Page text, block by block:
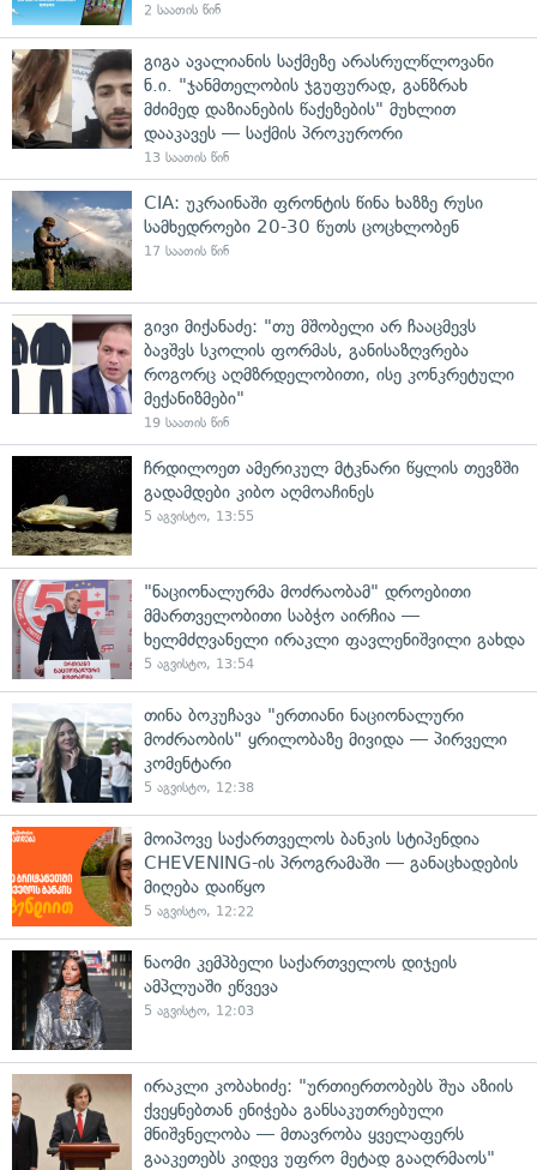
2 საათის წინ
გიგა ავალიანის საქმეზე არასრულწლოვანი
ნ.ი. "ჯანმთელობის ჯგუფურად, განზრახ
მძიმედ დაზიანების წაქეზების" მუხლით
დააკავეს — საქმის პროკურორი
13 საათის წინ
CIA: უკრაინაში ფრონტის წინა ხაზზე რუსი
სამხედროები 20-30 წუთს ცოცხლობენ
17 საათის წინ
გივი მიქანაძე: "თუ მშობელი არ ჩააცმევს
ბავშვს სკოლის ფორმას, განისაზღვრება
როგორც აღმზრდელობითი, ისე კონკრეტული
მექანიზმები"
19 საათის წინ
ჩრდილოეთ ამერიკულ მტკნარი წყლის თევზში
გადამდები კიბო აღმოაჩინეს
5 აგვისტო, 13:55
"ნაციონალურმა მოძრაობამ" დროებითი
მმართველობითი საბჭო აირჩია —
ხელმძღვანელი ირაკლი ფავლენიშვილი გახდა
5 აგვისტო, 13:54
თინა ბოკუჩავა "ერთიანი ნაციონალური
მოძრაობის" ყრილობაზე მივიდა — პირველი
კომენტარი
5 აგვისტო, 12:38
მოიპოვე საქართველოს ბანკის სტიპენდია
CHEVENING-ის პროგრამაში — განაცხადების
მიღება დაიწყო
5 აგვისტო, 12:22
ნაომი კემპბელი საქართველოს დიჯეის
ამპლუაში ეწვევა
5 აგვისტო, 12:03
ირაკლი კობახიძე: "ურთიერთობებს შუა აზიის
ქვეყნებთან ენიჭება განსაკუთრებული
მნიშვნელობა — მთავრობა ყველაფერს
გააკეთებს კიდევ უფრო მეტად გააღრმაოს"